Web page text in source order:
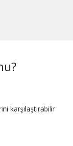
karşılaştırabilir